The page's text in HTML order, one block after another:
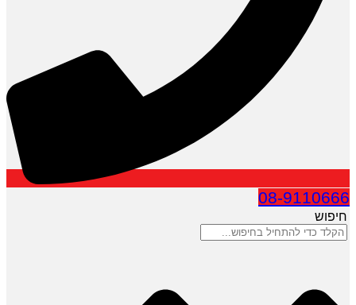
08-9110666
חיפוש